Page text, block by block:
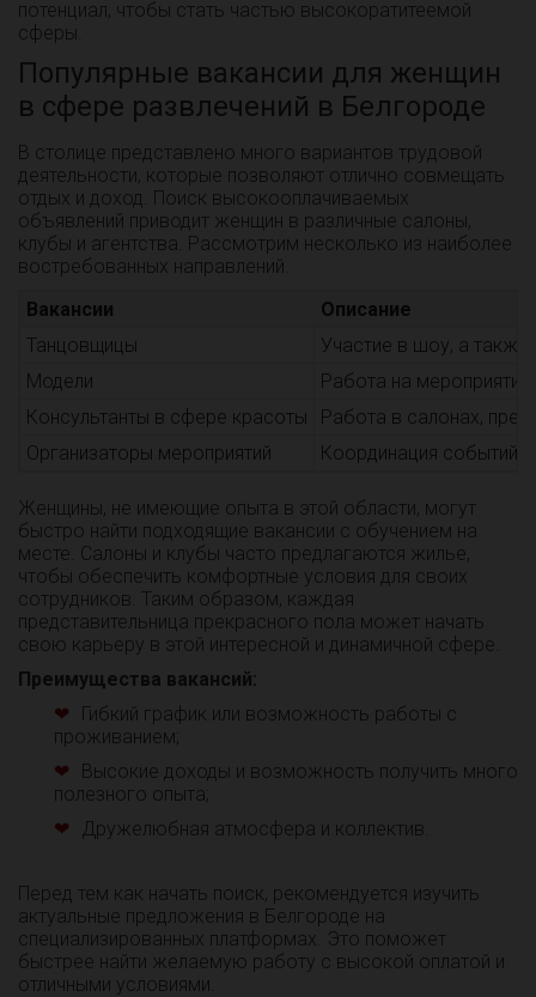
потенциал, чтобы стать частью высокоратитеемой
сферы.
Популярные вакансии для женщин
в сфере развлечений в Белгороде
В столице представлено много вариантов трудовой
деятельности, которые позволяют отлично совмещать
отдых и доход. Поиск высокооплачиваемых
объявлений приводит женщин в различные салоны,
клубы и агентства. Рассмотрим несколько из наиболее
востребованных направлений.
Вакансии
Описание
Танцовщицы
Участие в шоу, а также
Модели
Работа на
Консультанты в сфере красоты
Работа в салонах,
Организаторы мероприятий
Координация событий,
Женщины, не имеющие опыта в этой области, могут
быстро найти подходящие вакансии с обучением на
месте. Салоны и клубы часто предлагаются жилье,
чтобы обеспечить комфортные условия для своих
сотрудников. Таким образом, каждая
представительница прекрасного пола может начать
свою карьеру в этой интересной и динамичной сфере.
Преимущества вакансий:
Гибкий график или возможность работы с
проживанием;
Высокие доходы и возможность получить много
полезного опыта;
Дружелюбная атмосфера и коллектив.
Перед тем как начать поиск, рекомендуется изучить
актуальные предложения в Белгороде на
специализированных платформах. Это поможет
быстрее найти желаемую работу с высокой оплатой и
отличными условиями.